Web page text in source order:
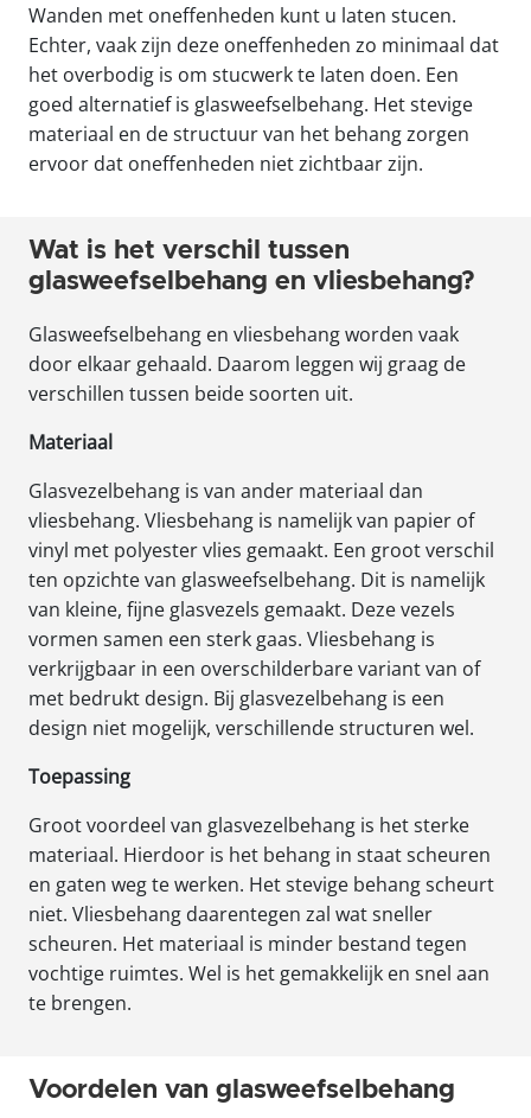
Wanden met oneffenheden kunt u laten stucen.
Echter, vaak zijn deze oneffenheden zo minimaal dat
het overbodig is om stucwerk te laten doen. Een
goed alternatief is glasweefselbehang. Het stevige
materiaal en de structuur van het behang zorgen
ervoor dat oneffenheden niet zichtbaar zijn.
Wat is het verschil tussen
glasweefselbehang en vliesbehang?
Glasweefselbehang en vliesbehang worden vaak
door elkaar gehaald. Daarom leggen wij graag de
verschillen tussen beide soorten uit.
Materiaal
Glasvezelbehang is van ander materiaal dan
vliesbehang. Vliesbehang is namelijk van papier of
vinyl met polyester vlies gemaakt. Een groot verschil
ten opzichte van glasweefselbehang. Dit is namelijk
van kleine, fijne glasvezels gemaakt. Deze vezels
vormen samen een sterk gaas. Vliesbehang is
verkrijgbaar in een overschilderbare variant van of
met bedrukt design. Bij glasvezelbehang is een
design niet mogelijk, verschillende structuren wel.
Toepassing
Groot voordeel van glasvezelbehang is het sterke
materiaal. Hierdoor is het behang in staat scheuren
en gaten weg te werken. Het stevige behang scheurt
niet. Vliesbehang daarentegen zal wat sneller
scheuren. Het materiaal is minder bestand tegen
vochtige ruimtes. Wel is het gemakkelijk en snel aan
te brengen.
Voordelen van glasweefselbehang